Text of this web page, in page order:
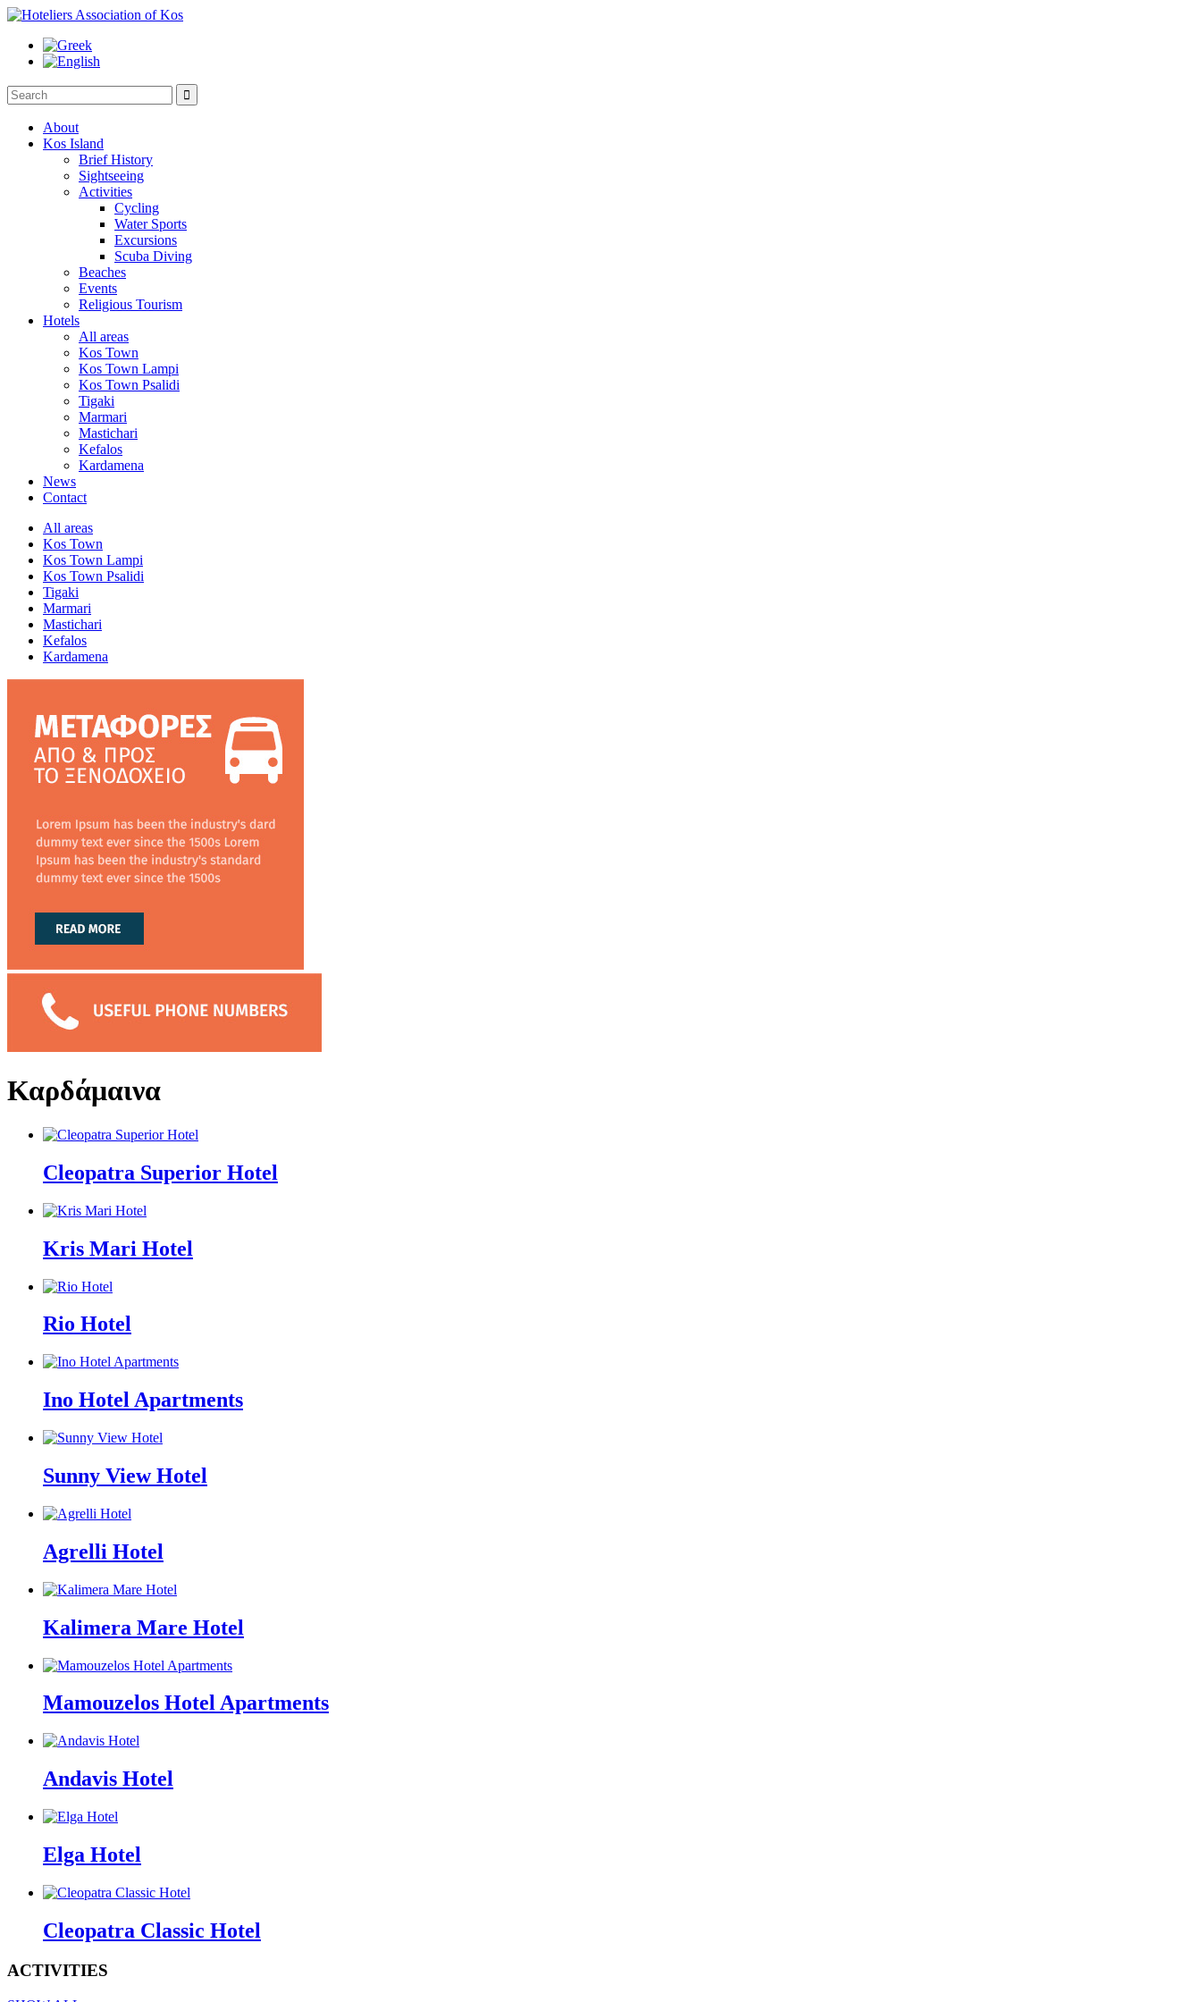

About
Kos Island
Brief History
Sightseeing
Activities
Cycling
Water Sports
Excursions
Scuba Diving
Beaches
Events
Religious Tourism
Hotels
All areas
Kos Town
Kos Town Lampi
Kos Town Psalidi
Tigaki
Marmari
Mastichari
Kefalos
Kardamena
News
Contact
All areas
Kos Town
Kos Town Lampi
Kos Town Psalidi
Tigaki
Marmari
Mastichari
Kefalos
Kardamena
Καρδάμαινα
Cleopatra Superior Hotel
Kris Mari Hotel
Rio Hotel
Ino Hotel Apartments
Sunny View Hotel
Agrelli Hotel
Kalimera Mare Hotel
Mamouzelos Hotel Apartments
Andavis Hotel
Elga Hotel
Cleopatra Classic Hotel
ACTIVITIES